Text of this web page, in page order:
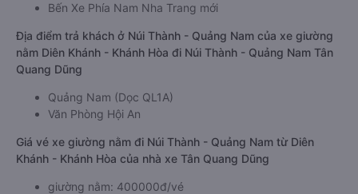
Bến Xe Phía Nam Nha Trang mới
Địa điểm trả khách ở Núi Thành - Quảng Nam của xe giường
nằm Diên Khánh - Khánh Hòa đi Núi Thành - Quảng Nam Tân
Quang Dũng
Quảng Nam (Dọc QL1A)
Văn Phòng Hội An
Giá vé xe giường nằm đi Núi Thành - Quảng Nam từ Diên
Khánh - Khánh Hòa của nhà xe Tân Quang Dũng
giường nằm: 400000đ/vé